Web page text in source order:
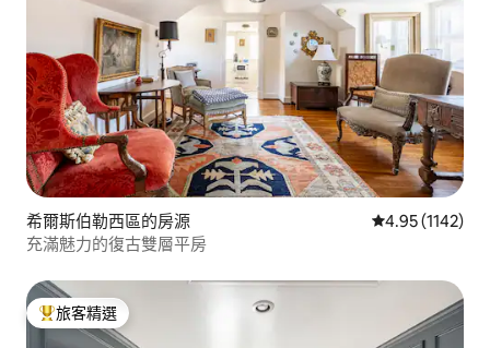
希爾斯伯勒西區的房源 從 1142 則評價
4.95 (1142)
充滿魅力的復古雙層平房
旅客精選榜首
旅客精選